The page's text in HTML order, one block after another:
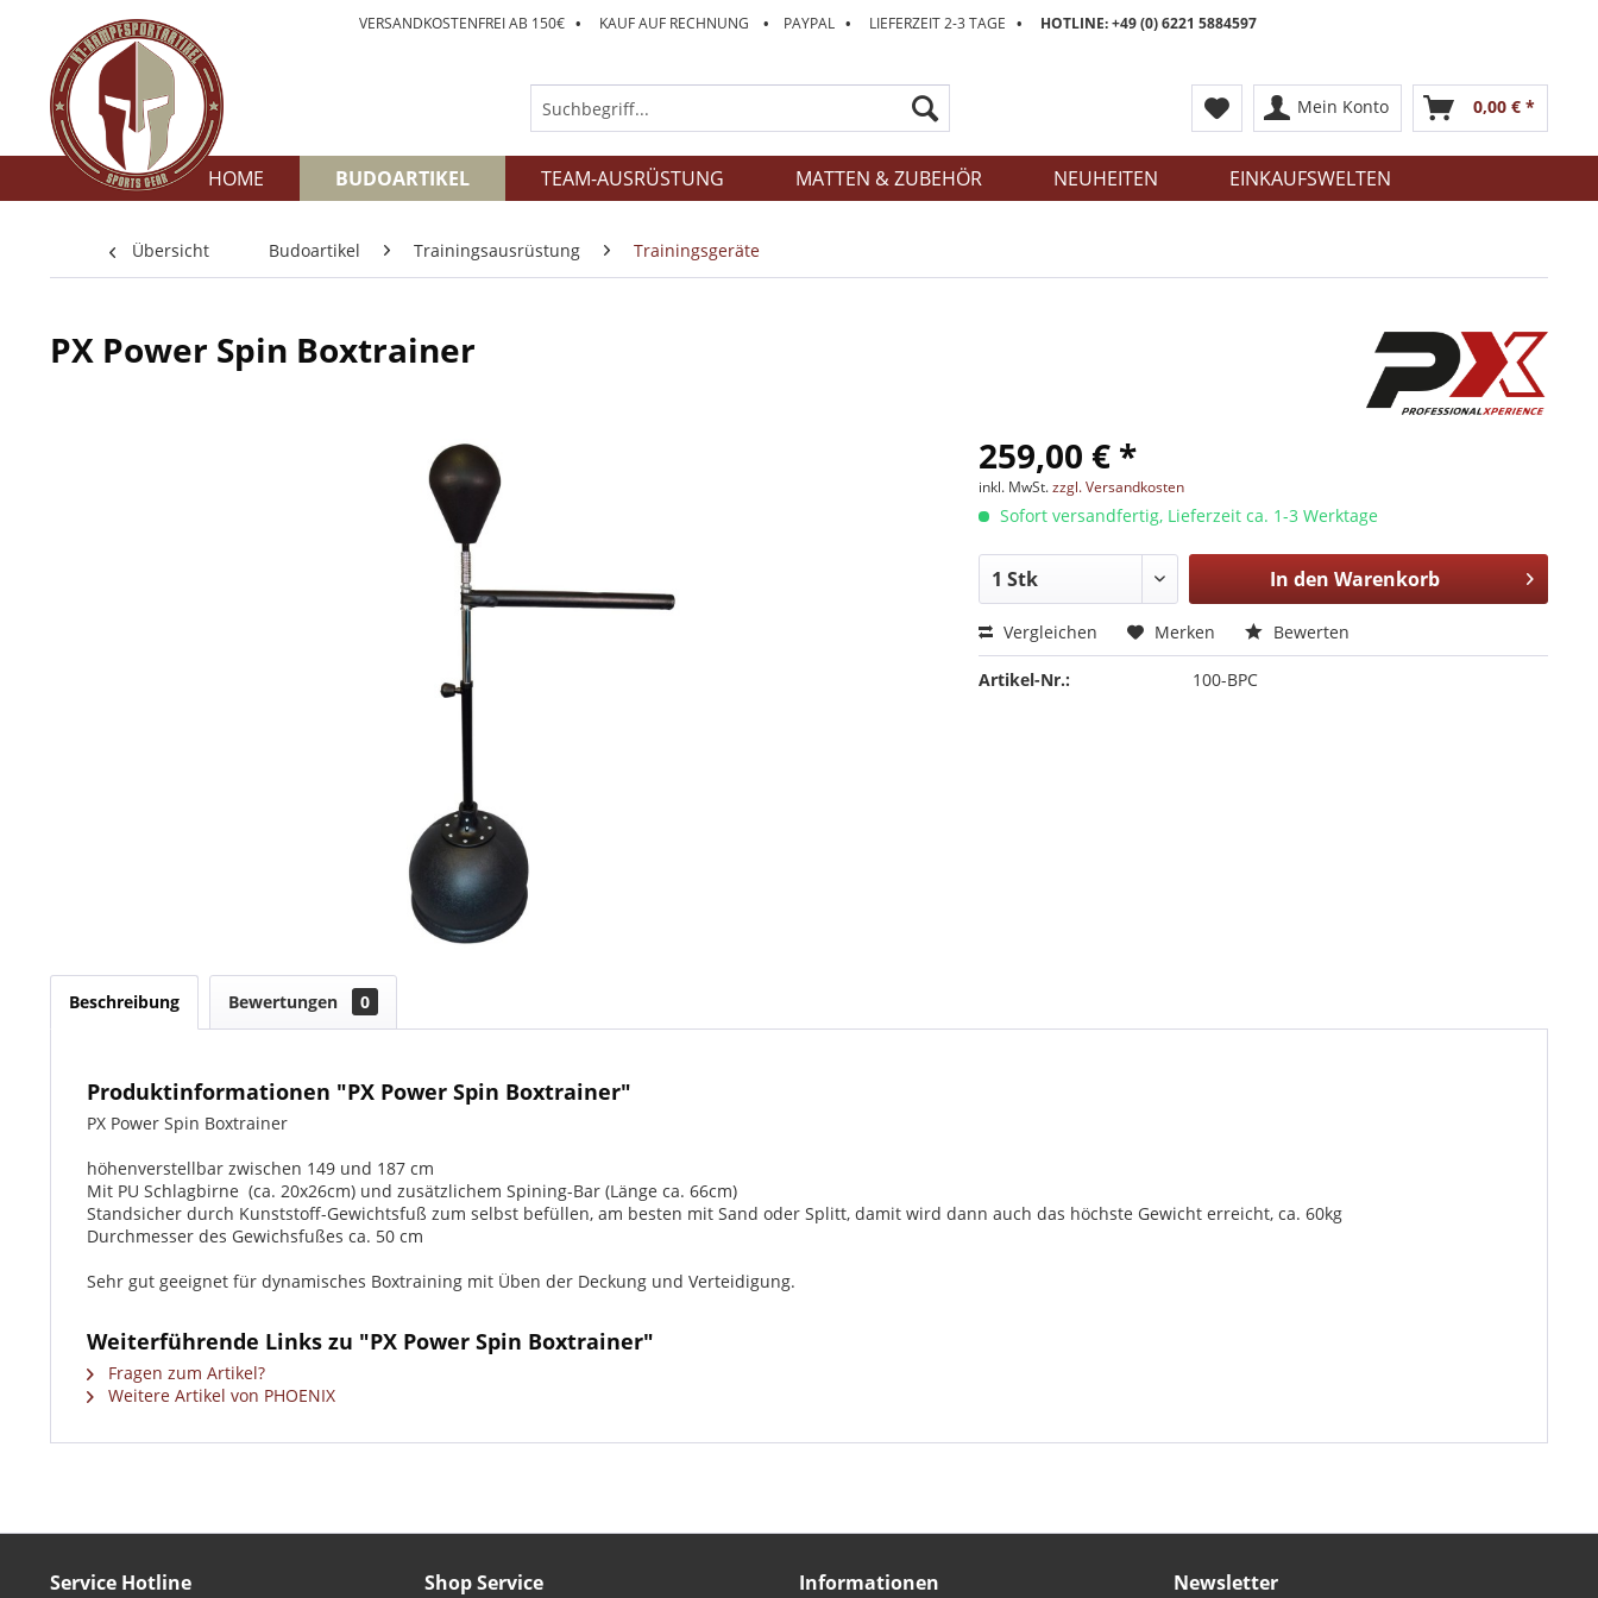
VERSANDKOSTENFREI AB 150€ • KAUF AUF RECHNUNG • PAYPAL • LIEFERZEIT 2-3 TAGE • HOTLINE: +49 (0) 6221 5884597
Mein Konto 0,00 € *
HOME BUDOARTIKEL TEAM-AUSRÜSTUNG MATTEN & ZUBEHÖR NEUHEITEN EINKAUFSWELTEN
Übersicht Budoartikel Trainingsausrüstung Trainingsgeräte
PX Power Spin Boxtrainer
259,00 € *
inkl. MwSt.zzgl. Versandkosten
Sofort versandfertig, Lieferzeit ca. 1-3 Werktage
In den Warenkorb
Vergleichen Merken Bewerten
Artikel-Nr.: 100-BPC
Beschreibung Bewertungen 0
Produktinformationen "PX Power Spin Boxtrainer"
PX Power Spin Boxtrainer
höhenverstellbar zwischen 149 und 187 cm
Mit PU Schlagbirne (ca. 20x26cm) und zusätzlichem Spining-Bar (Länge ca. 66cm)
Standsicher durch Kunststoff-Gewichtsfuß zum selbst befüllen, am besten mit Sand oder Splitt, damit wird dann auch das höchste Gewicht erreicht, ca. 60kg
Durchmesser des Gewichsfußes ca. 50 cm
Sehr gut geeignet für dynamisches Boxtraining mit Üben der Deckung und Verteidigung.
Weiterführende Links zu "PX Power Spin Boxtrainer"
Fragen zum Artikel?
Weitere Artikel von PHOENIX
Service Hotline Shop Service Informationen Newsletter